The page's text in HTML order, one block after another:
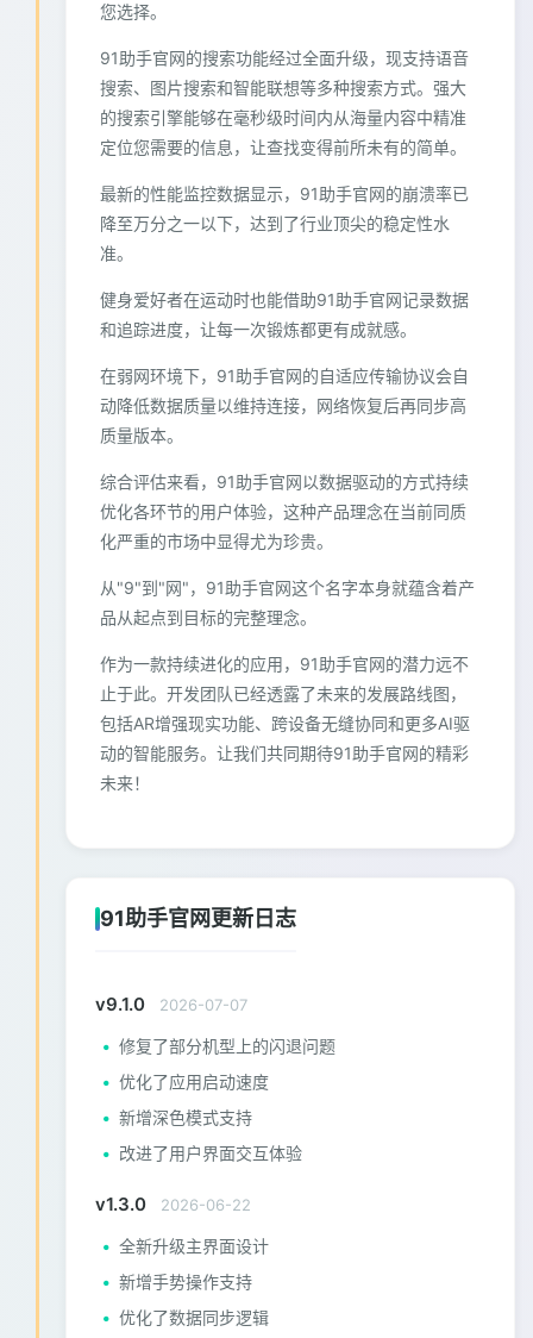
您选择。
91助手官网的搜索功能经过全面升级，现支持语音
搜索、图片搜索和智能联想等多种搜索方式。强大
的搜索引擎能够在毫秒级时间内从海量内容中精准
定位您需要的信息，让查找变得前所未有的简单。
最新的性能监控数据显示，91助手官网的崩溃率已
降至万分之一以下，达到了行业顶尖的稳定性水
准。
健身爱好者在运动时也能借助91助手官网记录数据
和追踪进度，让每一次锻炼都更有成就感。
在弱网环境下，91助手官网的自适应传输协议会自
动降低数据质量以维持连接，网络恢复后再同步高
质量版本。
综合评估来看，91助手官网以数据驱动的方式持续
优化各环节的用户体验，这种产品理念在当前同质
化严重的市场中显得尤为珍贵。
从"9"到"网"，91助手官网这个名字本身就蕴含着产
品从起点到目标的完整理念。
作为一款持续进化的应用，91助手官网的潜力远不
止于此。开发团队已经透露了未来的发展路线图，
包括AR增强现实功能、跨设备无缝协同和更多AI驱
动的智能服务。让我们共同期待91助手官网的精彩
未来！
91助手官网更新日志
v9.1.0 2026-07-07
修复了部分机型上的闪退问题
优化了应用启动速度
新增深色模式支持
改进了用户界面交互体验
v1.3.0 2026-06-22
全新升级主界面设计
新增手势操作支持
优化了数据同步逻辑